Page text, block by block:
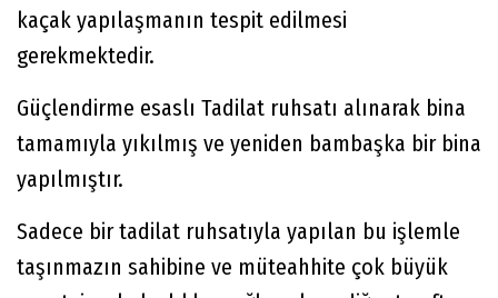
kaçak yapılaşmanın tespit edilmesi
gerekmektedir.
Güçlendirme esaslı Tadilat ruhsatı alınarak bina
tamamıyla yıkılmış ve yeniden bambaşka bir bina
yapılmıştır.
Sadece bir tadilat ruhsatıyla yapılan bu işlemle
taşınmazın sahibine ve müteahhite çok büyük